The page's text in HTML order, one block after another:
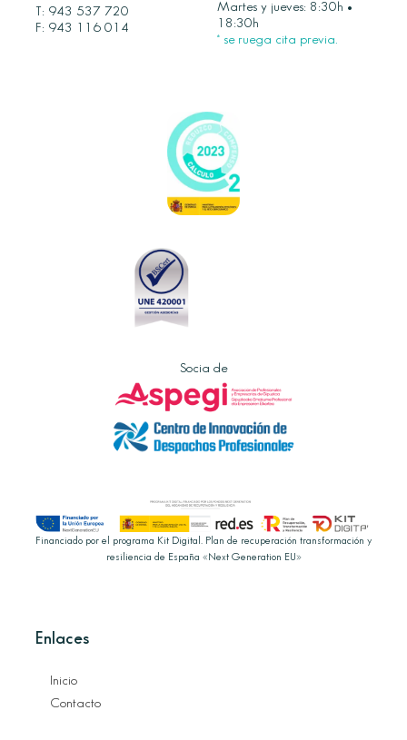
T: 943 537 720
F: 943 116 014
Martes y jueves: 8:30h •
18:30h
* se ruega cita previa.
Socia de
Financiado por el programa Kit Digital. Plan de recuperación transformación y
resiliencia de España «Next Generation EU»
Enlaces
Inicio
Contacto